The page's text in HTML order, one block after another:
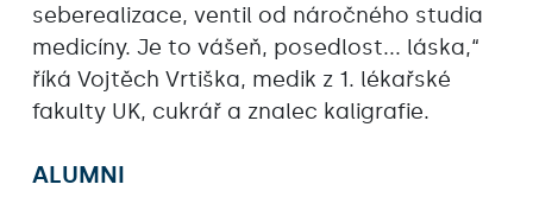
seberealizace, ventil od náročného studia
medicíny. Je to vášeň, posedlost... láska,“
říká Vojtěch Vrtiška, medik z 1. lékařské
fakulty UK, cukrář a znalec kaligrafie.
ALUMNI